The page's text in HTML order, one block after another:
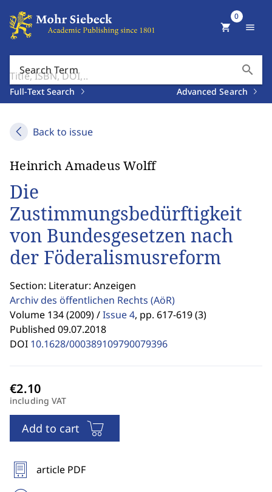
Search Term search
Full-Text Search Advanced Search
shopping_cart
0
menu
Back to issue
Heinrich Amadeus Wolff
Die
Zustimmungsbedürftigkeit
von Bundesgesetzen nach
der Föderalismusreform
Section: Literatur: Anzeigen
Archiv des öffentlichen Rechts (AöR)
Volume 134 (2009) /Issue 4, pp. 617-619 (3)
Published 09.07.2018
DOI 10.1628/000389109790079396
including VAT
Add to cart
article PDF